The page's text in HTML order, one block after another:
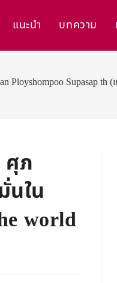
แนะนำ บทความ
Ployshompoo Supasap
ศุภ
นใน
world